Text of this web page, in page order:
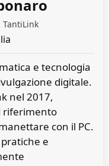
e tecnologia
digitale.
nel 2017,
riferimento
con il PC.
e